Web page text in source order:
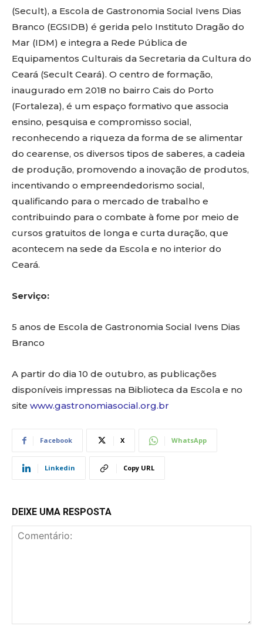
(Secult), a Escola de Gastronomia Social Ivens Dias
Branco (EGSIDB) é gerida pelo Instituto Dragão do
Mar (IDM) e integra a Rede Pública de
Equipamentos Culturais da Secretaria da Cultura do
Ceará (Secult Ceará). O centro de formação,
inaugurado em 2018 no bairro Cais do Porto
(Fortaleza), é um espaço formativo que associa
ensino, pesquisa e compromisso social,
reconhecendo a riqueza da forma de se alimentar
do cearense, os diversos tipos de saberes, a cadeia
de produção, promovendo a inovação de produtos,
incentivando o empreendedorismo social,
qualificando para o mercado de trabalho e
contribuindo para o combate à fome por meio de
cursos gratuitos de longa e curta duração, que
acontecem na sede da Escola e no interior do
Ceará.
Serviço:
5 anos de Escola de Gastronomia Social Ivens Dias
Branco
A partir do dia 10 de outubro, as publicações
disponíveis impressas na Biblioteca da Escola e no
site www.gastronomiasocial.org.br
Facebook X WhatsApp
Linkedin Copy URL
DEIXE UMA RESPOSTA